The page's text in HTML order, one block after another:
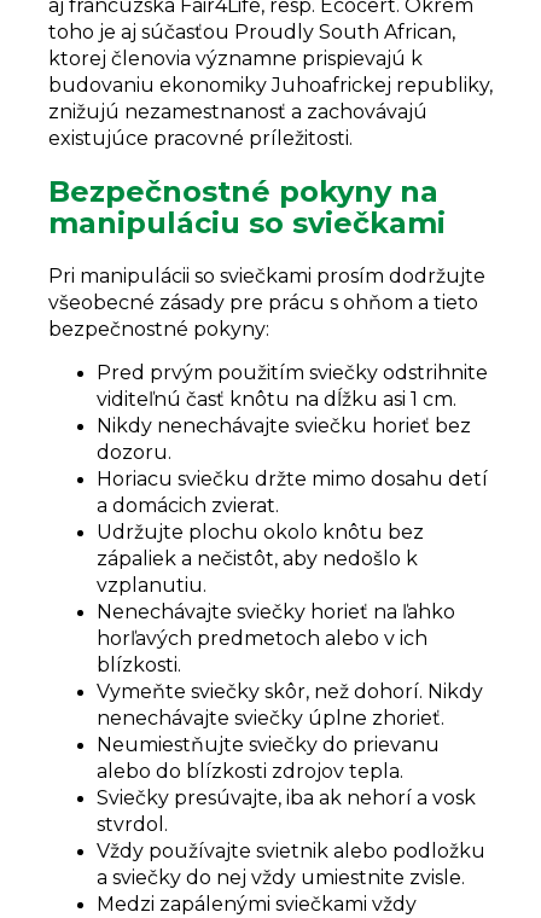
aj francúzska Fair4Life, resp. Ecocert. Okrem
toho je aj súčasťou Proudly South African,
ktorej členovia významne prispievajú k
budovaniu ekonomiky Juhoafrickej republiky,
znižujú nezamestnanosť a zachovávajú
existujúce pracovné príležitosti.
Bezpečnostné pokyny na
manipuláciu so sviečkami
Pri manipulácii so sviečkami prosím dodržujte
všeobecné zásady pre prácu s ohňom a tieto
bezpečnostné pokyny:
Pred prvým použitím sviečky odstrihnite
viditeľnú časť knôtu na dĺžku asi 1 cm.
Nikdy nenechávajte sviečku horieť bez
dozoru.
Horiacu sviečku držte mimo dosahu detí
a domácich zvierat.
Udržujte plochu okolo knôtu bez
zápaliek a nečistôt, aby nedošlo k
vzplanutiu.
Nenechávajte sviečky horieť na ľahko
horľavých predmetoch alebo v ich
blízkosti.
Vymeňte sviečky skôr, než dohorí. Nikdy
nenechávajte sviečky úplne zhorieť.
Neumiestňujte sviečky do prievanu
alebo do blízkosti zdrojov tepla.
Sviečky presúvajte, iba ak nehorí a vosk
stvrdol.
Vždy používajte svietnik alebo podložku
a sviečky do nej vždy umiestnite zvisle.
Medzi zapálenými sviečkami vždy